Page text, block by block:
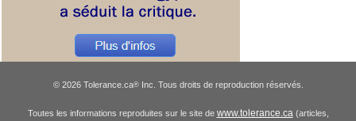
© 2026 Tolerance.ca®Inc. Tous droits de reproduction réservés.
Toutes les informations reproduites sur le site de www.tolerance.ca(articles,